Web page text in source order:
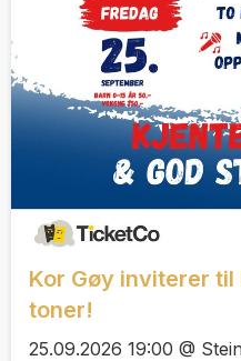
Kor Gøy inviterer
toner!
25.09.2026 19:00 @